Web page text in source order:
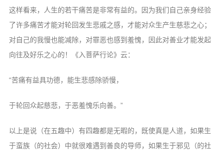
这样看来，人生的若干痛苦是非常有益的。因为我们自己亲身经验
了许多痛苦才能对轮回发生悲戚之感，才能对众生产生慈悲之心；
对自己的我慢也能减除，对罪恶也感到羞愧，因此对善业才能发起
向往及好乐之心的！《入菩萨行论》云：
“苦痛有益具功德，能生悲感除骄慢，
于轮回众起慈悲，于恶羞愧乐向善。”
以上是说（在五趣中）有四趣都是无暇的，既使真是人道，如果生
于蛮族（的社会）中就很难遇到善良的导师，如果生于邪见（的社